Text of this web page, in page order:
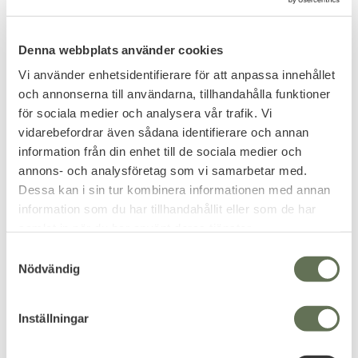
Denna webbplats använder cookies
Vi använder enhetsidentifierare för att anpassa innehållet
och annonserna till användarna, tillhandahålla funktioner
för sociala medier och analysera vår trafik. Vi
vidarebefordrar även sådana identifierare och annan
information från din enhet till de sociala medier och
annons- och analysföretag som vi samarbetar med.
Dessa kan i sin tur kombinera informationen med annan
information som du har tillhandahållit eller som de har
Nödvändig
Inställningar
Vattentålig
Related products
Add to favorites
2200 Lumens IPX6
Add to favorites
Kompakt arbetslampa med 150
Lumen, dubbel COB och